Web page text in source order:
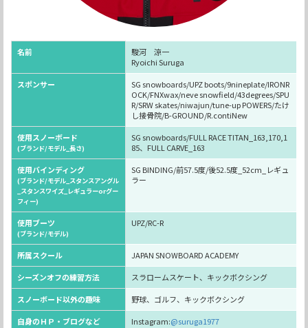
名前
駿河 涼一
Ryoichi Suruga
スポンサー
SG snowboards/UPZ boots/9nineplate/IRONR
OCK/FNXwax/neve snowfield/43degrees/SPU
R/SRW skates/niwajun/tune-up POWERS/たけ
し接骨院/B-GROUND/R.contiNew
使用スノーボード
(ブランド/モデル_長さ)
SG snowboards/FULL RACE TITAN_163,170,1
85、FULL CARVE_163
使用バインディング
(ブランド/モデル_スタンスアングル
_スタンスワイズ_レギュラーorグー
フィー)
SG BINDING/前57.5度/後52.5度_52cm_レギュ
ラー
使用ブーツ
(ブランド/モデル)
UPZ/RC-R
所属スクール
JAPAN SNOWBOARD ACADEMY
シーズンオフの練習方法
スラロームスケート、キックボクシング
スノーボード以外の趣味
野球、ゴルフ、キックボクシング
自身のＨＰ・ブログなど
Instagram:@suruga1977